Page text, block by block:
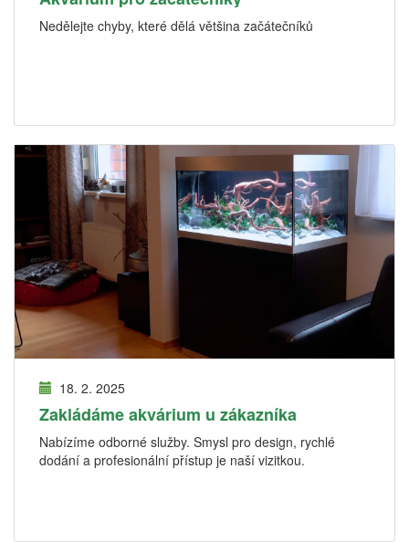
Nedělejte chyby, které dělá většina začátečníků
18. 2. 2025
Zakládáme akvárium u zákazníka
Nabízíme odborné služby. Smysl pro design, rychlé
dodání a profesionální přístup je naší vizitkou.